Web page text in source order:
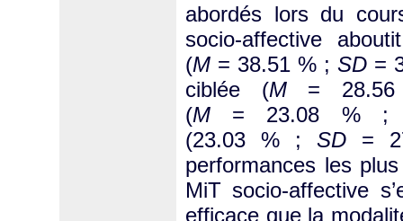
abordés lors du
socio-affective
(M = 38.51 % ; SD=
ciblée (M=
(M = 23.08 %
(23.03 % ;SD =
performances les
MiT socio-affective
efficace que la